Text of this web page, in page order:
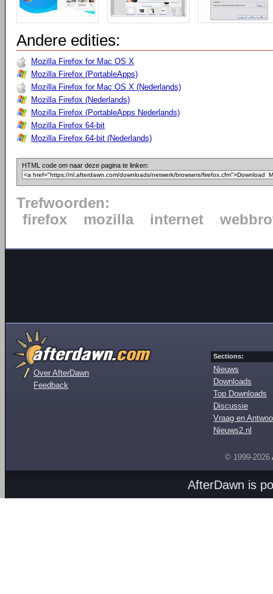
Andere edities:
Mozilla Firefox for Mac OS X
Mozilla Firefox (PortableApps)
Mozilla Firefox for Mac OS X (Nederlands)
Mozilla Firefox (Nederlands)
Mozilla Firefox (PortableApps Nederlands)
Mozilla Firefox 64-bit
Mozilla Firefox 64-bit (Nederlands)
HTML code om naar deze pagina te linken:
Trefwoorden:
firefox
mozilla internet
Over AfterDawn
Feedback
Sections:
Nieuws
Downloads
Top Downloads
Discussie
Vraag en
Nieuws2.nl
© 1999-2026
AfterDawn is